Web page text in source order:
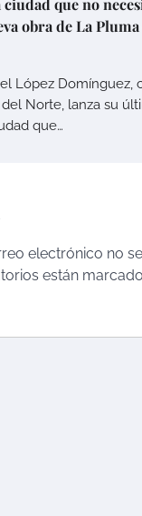
que no
obra de La
López Domínguez,
Norte, lanza su
que…
electrónico no
están